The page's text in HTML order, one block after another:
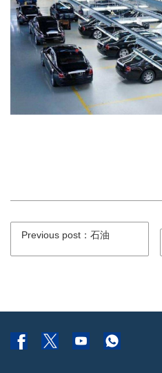
Previous post：石油